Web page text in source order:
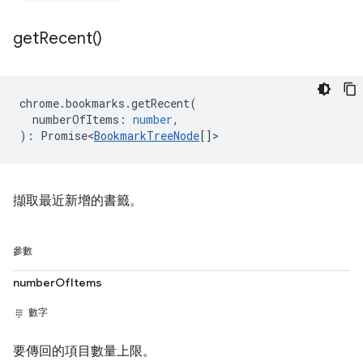
getRecent()
chrome.bookmarks .getRecent(
numberOfItems : number,
) : Promise<BookmarkTreeNode [] >
擷取最近新增的書籤。
參數
numberOfItems
數字
要傳回的項目數量上限。